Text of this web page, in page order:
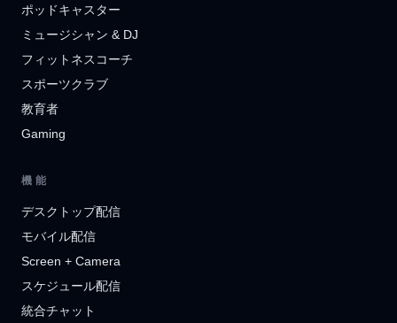
ポッドキャスター
ミュージシャン & DJ
フィットネスコーチ
スポーツクラブ
教育者
Gaming
機能
デスクトップ配信
モバイル配信
Screen + Camera
スケジュール配信
統合チャット